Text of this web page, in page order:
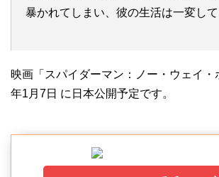
暴かれてしまい、彼の生活は一変し
映画「スパイダーマン：ノー・ウェイ・
年1月7日 に日本公開予定です。